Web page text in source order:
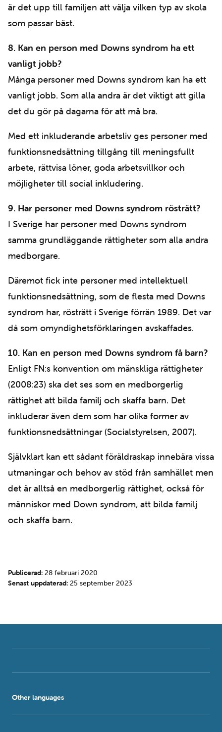
är det upp till familjen att välja vilken typ av skola
som passar bäst.
8. Kan en person med Downs syndrom ha ett
vanligt jobb?
Många personer med Downs syndrom kan ha ett
vanligt jobb. Som alla andra är det viktigt att gilla
det du gör på dagarna för att må bra.
Med ett inkluderande arbetsliv ges personer med
funktionsnedsättning tillgång till meningsfullt
arbete, rättvisa löner, goda arbetsvillkor och
möjligheter till social inkludering.
9. Har personer med Downs syndrom rösträtt?
I Sverige har personer med Downs syndrom
samma grundläggande rättigheter som alla andra
medborgare.
Däremot fick inte personer med intellektuell
funktionsnedsättning, som de flesta med Downs
syndrom har, rösträtt i Sverige förrän 1989. Det var
då som omyndighetsförklaringen avskaffades.
10. Kan en person med Downs syndrom få barn?
Enligt FN:s konvention om mänskliga rättigheter
(2008:23) ska det ses som en medborgerlig
rättighet att bilda familj och skaffa barn. Det
inkluderar även dem som har olika former av
funktionsnedsättningar (Socialstyrelsen, 2007).
Självklart kan ett sådant föräldraskap innebära vissa
utmaningar och behov av stöd från samhället men
det är alltså en medborgerlig rättighet, också för
människor med Down syndrom, att bilda familj
och skaffa barn.
Publicerad: 28 februari 2020
Senast uppdaterad: 25 september 2023
Other languages